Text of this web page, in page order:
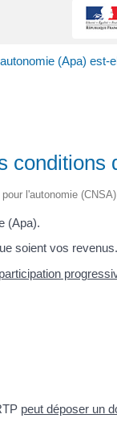
(Apa) est-
conditions
l'autonomie (CNSA)
(Apa).
soient vos revenus.
participation
peut déposer un